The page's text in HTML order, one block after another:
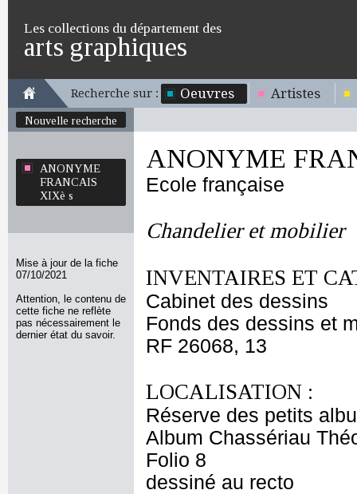
Les collections du département des
arts graphiques
Recherche sur : Oeuvres Artistes
Nouvelle recherche
ANONYME
FRANCAIS
XIXè s
Mise à jour de la fiche
07/10/2021
Attention, le contenu de
cette fiche ne reflète
pas nécessairement le
dernier état du savoir.
ANONYME
Ecole française
Chandelier et mobilier
INVENTAIRES ET
Cabinet des dessins
Fonds des dessins et
RF 26068, 13
LOCALISATION :
Réserve des petits
Album Chassériau
Folio 8
dessiné au recto